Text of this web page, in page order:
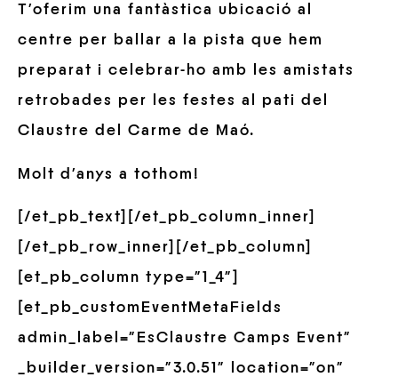
T’oferim una fantàstica ubicació al
centre per ballar a la pista que hem
preparat i celebrar-ho amb les amistats
retrobades per les festes al pati del
Claustre del Carme de Maó.
Molt d’anys a tothom!
[/et_pb_text][/et_pb_column_inner]
[/et_pb_row_inner][/et_pb_column]
[et_pb_column type=”1_4″]
[et_pb_customEventMetaFields
admin_label=”EsClaustre Camps Event”
_builder_version=”3.0.51″ location=”on”